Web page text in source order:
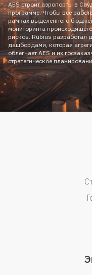
AES строит аэропорты в
программе. Чтобы все
рамках выделенного
мониторинга
рисков. Rubius разработал
дашбордами, которая
облегчает AES и их
стратегическое